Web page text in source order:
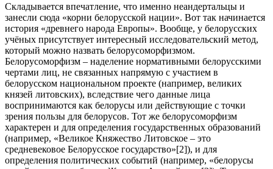
Складывается впечатление, что именно неандертальцы и
занесли сюда «корни белорусской нации». Вот так начинается
история «древнего народа Европы». Вообще, у белорусских
учёных присутствует интересный исследовательский метод,
который можно назвать белорусоморфизмом.
Белорусоморфизм – наделение нормативными белорусскими
чертами лиц, не связанных напрямую с участием в
белорусском национальном проекте (например, великих
князей литовских), вследствие чего данные лица
воспринимаются как белорусы или действующие с точки
зрения пользы для белорусов. Тот же белорусоморфизм
характерен и для определения государственных образований
(например, «Великое Княжество Литовское – это
средневековое Белорусское государство»[2]), и для
определения политических событий (например, «белорусы